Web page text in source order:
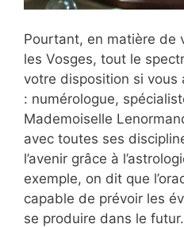
Pourtant, en matière de
les Vosges, tout le
votre disposition si vous
: numérologue,
Mademoiselle
avec toutes ses
l’avenir grâce à
exemple, on dit que
capable de prévoir les
se produire dans le